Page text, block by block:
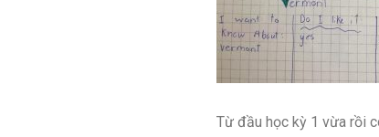
Từ đầu học kỳ 1 vừa rồi